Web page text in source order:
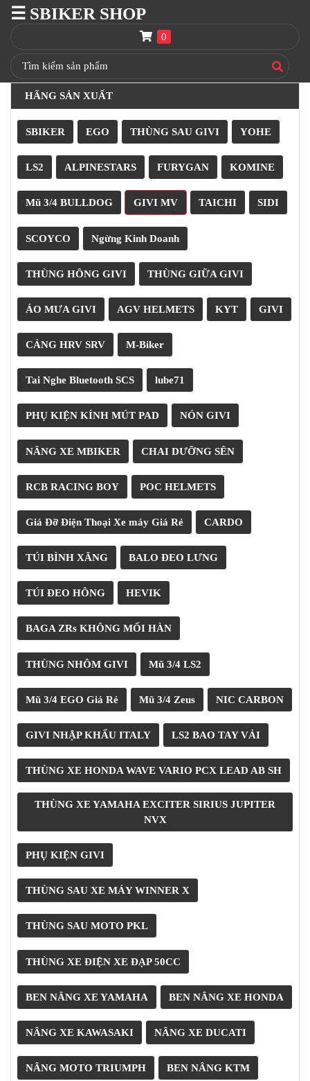
☰ SBIKER SHOP
0
SBIKER
TRANG
CHỦ
THÙNG
GIVI
BAGA
HRX
NÓN
BẢO
HIỂM
FULLFACE
NÂNG
XE
MOTO
PKL
ĐỒ
CHƠI
PG1
PHỤ
KIỆN
YAMAHA
PG-
1
CẢNG
GIVI
ZR
ĐỒ
CHƠI
XE
PHỤ
KIỆN
XSR
155
ÁO
MƯA
GIVI
GĂNG
TAY
MOTO
DƯỠNG
SÊN
BALO
TÚI
ĐEO
GIVI
MOTO
ÁO
GIÁP
MOTO
TAI
GẮN
MŨ
BẢO
HIỂM
BỘ
VÁ
XE
STOP
HÃNG SẢN XUẤT
SBIKER EGO THÙNG SAU GIVI YOHE
LS2 ALPINESTARS FURYGAN KOMINE
Mũ 3/4 BULLDOG GIVI MV TAICHI SIDI
SCOYCO Ngừng Kinh Doanh
THÙNG HÔNG GIVI THÙNG GIỮA GIVI
ÁO MƯA GIVI AGV HELMETS KYT GIVI
CẢNG HRV SRV M-Biker
Tai Nghe Bluetooth SCS lube71
PHỤ KIỆN KÍNH MÚT PAD NÓN GIVI
NÂNG XE MBIKER CHAI DƯỠNG SÊN
RCB RACING BOY POC HELMETS
Giá Đỡ Điện Thoại Xe máy Giá Rẻ CARDO
TÚI BÌNH XĂNG BALO ĐEO LƯNG
TÚI ĐEO HÔNG HEVIK
BAGA ZRs KHÔNG MỐI HÀN
THÙNG NHÔM GIVI Mũ 3/4 LS2
Mũ 3/4 EGO Giá Rẻ Mũ 3/4 Zeus NIC CARBON
GIVI NHẬP KHẨU ITALY LS2 BAO TAY VẢI
THÙNG XE HONDA WAVE VARIO PCX LEAD AB SH
THÙNG XE YAMAHA EXCITER SIRIUS JUPITER
NVX
PHỤ KIỆN GIVI
THÙNG SAU XE MÁY WINNER X
THÙNG SAU MOTO PKL
THÙNG XE ĐIỆN XE ĐẠP 50CC
BEN NÂNG XE YAMAHA BEN NÂNG XE HONDA
NÂNG XE KAWASAKI NÂNG XE DUCATI
NÂNG MOTO TRIUMPH BEN NÂNG KTM